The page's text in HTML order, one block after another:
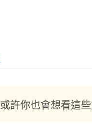
或許你也會想看這